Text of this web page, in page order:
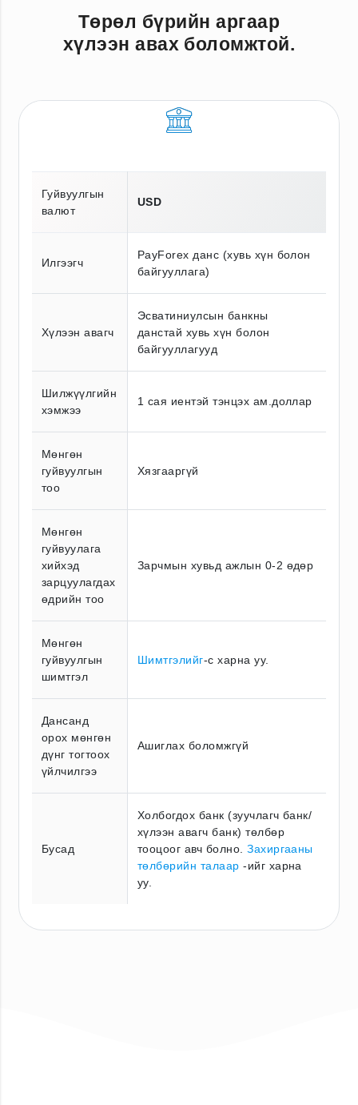
Төрөл бүрийн аргаар
хүлээн авах боломжтой.
Гуйвуулгын
валют
USD
Илгээгч
PayForex данс (хувь хүн болон
байгууллага)
Хүлээн авагч
Эсватиниулсын банкны
данстай хувь хүн болон
байгууллагууд
Шилжүүлгийн
хэмжээ
1 сая иентэй тэнцэх ам.доллар
Мөнгөн
гуйвуулгын
тоо
Хязгааргүй
Мөнгөн
гуйвуулага
хийхэд
зарцуулагдах
өдрийн тоо
Зарчмын хувьд ажлын 0-2 өдөр
Мөнгөн
гуйвуулгын
шимтгэл
Шимтгэлийг-с харна уу.
Дансанд
орох мөнгөн
дүнг тогтоох
үйлчилгээ
Ашиглах боломжгүй
Бусад
Холбогдох банк (зуучлагч банк/
хүлээн авагч банк) төлбөр
тооцоог авч болно.Захиргааны
төлбөрийн талаар -ийг харна
уу.